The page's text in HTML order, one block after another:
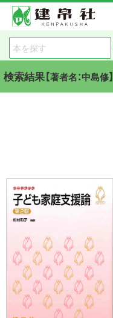
検索結果【著者名：中島修】